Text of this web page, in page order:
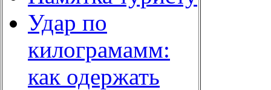
Удар по
килограмамм:
как одержать